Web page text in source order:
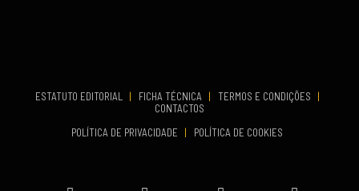
ESTATUTO EDITORIAL | FICHA TÉCNICA | TERMOS E CONDIÇÕES
|
CONTACTOS
POLÍTICA DE PRIVACIDADE
| POLÍTICA DE COOKIES